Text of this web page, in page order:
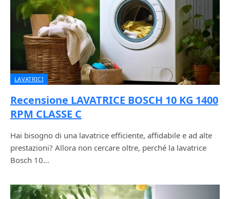
LAVATRICI
Recensione LAVATRICE BOSCH 10 KG 1400
RPM CLASSE C
Hai bisogno di una lavatrice efficiente, affidabile e ad alte
prestazioni? Allora non cercare oltre, perché la lavatrice
Bosch 10…